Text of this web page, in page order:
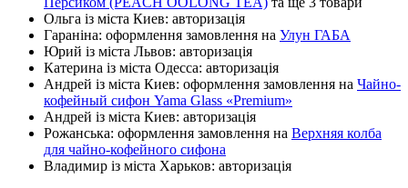
Ольга із міста Киев: авторизація
Гараніна: оформлення замовлення на Улун ГАБА
Юрий із міста Львов: авторизація
Катерина із міста Одесса: авторизація
Андрей із міста Киев: оформлення замовлення на Чайно-
кофейный сифон Yama Glass «Premium»
Андрей із міста Киев: авторизація
Рожанська: оформлення замовлення на Верхняя колба
для чайно-кофейного сифона
Владимир із міста Харьков: авторизація